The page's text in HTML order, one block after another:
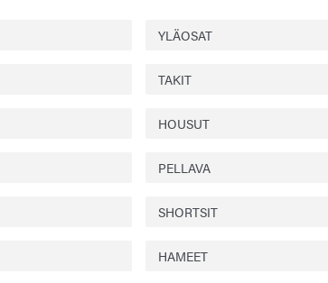
YLÄOSAT
TAKIT
HOUSUT
PELLAVA
SHORTSIT
HAMEET